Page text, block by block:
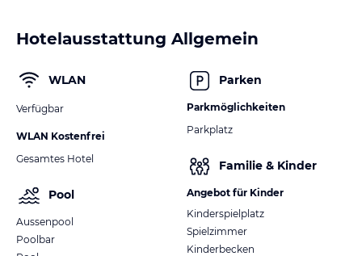
Hotelausstattung Allgemein
WLAN
Verfügbar
WLAN Kostenfrei
Gesamtes Hotel
Pool
Aussenpool
Poolbar
Parken
Parkmöglichkeiten
Parkplatz
Familie & Kinder
Angebot für Kinder
Kinderspielplatz
Spielzimmer
Kinderbecken